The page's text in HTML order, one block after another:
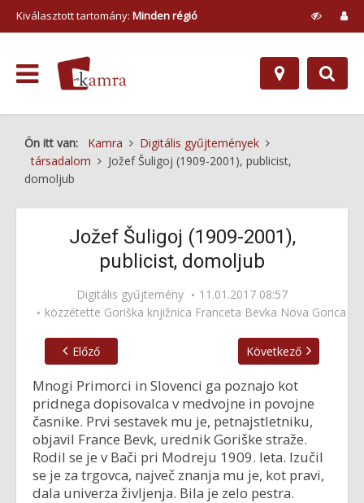
Kiválasztott tartomány: Minden régió
Ön itt van: Kamra
Digitális gyűjtemények
társadalom
Jožef Šuligoj (1909-2001), publicist,
domoljub
Jožef Šuligoj (1909-2001),
publicist, domoljub
Digitális gyűjtemény
11.01.2017 08:57
közzétette Goriška knjižnica Franceta Bevka Nova Gorica
Előző Következő
Mnogi Primorci in Slovenci ga poznajo kot
pridnega dopisovalca v medvojne in povojne
časnike. Prvi sestavek mu je, petnajstletniku,
objavil France Bevk, urednik Goriške straže.
Rodil se je v Bači pri Modreju 1909. leta. Izučil
se je za trgovca, največ znanja mu je, kot pravi,
dala univerza življenja. Bila je zelo pestra.